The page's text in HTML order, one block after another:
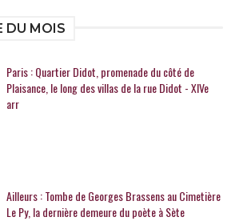
DU MOIS
Paris : Quartier Didot, promenade du côté de
Plaisance, le long des villas de la rue Didot - XIVe
arr
Ailleurs : Tombe de Georges Brassens au Cimetière
Le Py, la dernière demeure du poète à Sète